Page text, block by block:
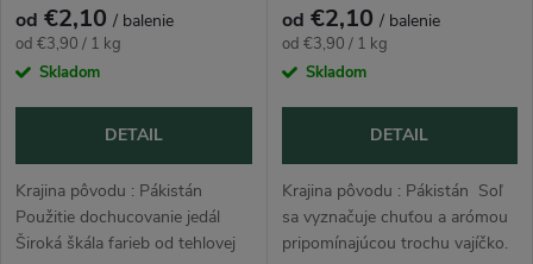
od €2,10 / balenie
Jednotková
cena:
od €3,90 / 1 kg
Skladom
DETAIL
Krajina pôvodu : Pákistán
Použitie dochucovanie jedál
Široká škála farieb od tehlovej
od €2,10 / balenie
Jednotková
cena:
od €3,90 / 1 kg
Skladom
DETAIL
Krajina pôvodu : Pákistán Soľ
sa vyznačuje chuťou a arómou
pripomínajúcou trochu vajíčko.